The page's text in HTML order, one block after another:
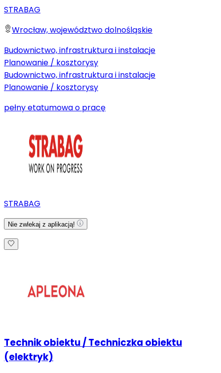
STRABAG
Wrocław, województwo dolnośląskie
Budownictwo, infrastruktura i instalacje
Planowanie / kosztorysy
Budownictwo, infrastruktura i instalacje
Planowanie / kosztorysy
pełny etatumowa o pracę
STRABAG
Nie zwlekaj z aplikacją!
Technik obiektu / Techniczka obiektu
(elektryk)